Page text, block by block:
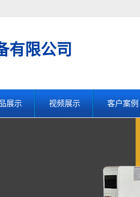
有限公司
展示 视频展示 客户案例